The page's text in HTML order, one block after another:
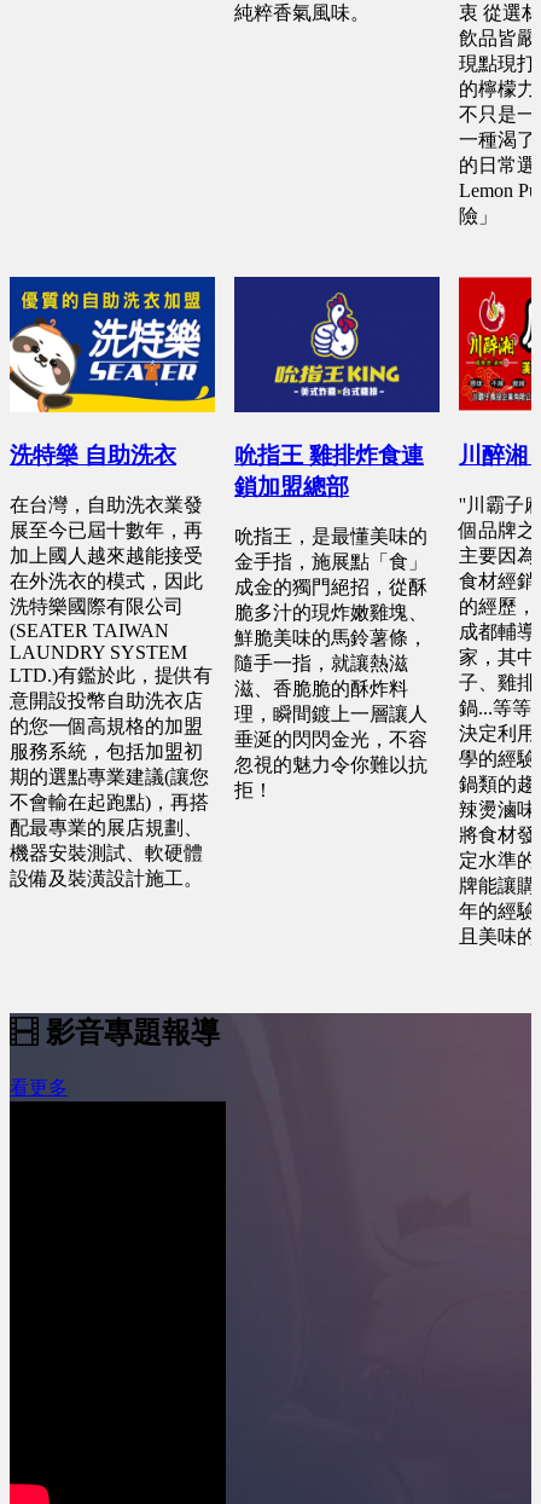
洗特樂 自助洗衣
在台灣，自助洗衣業發
展至今已屆十數年，再
加上國人越來越能接受
在外洗衣的模式，因此
洗特樂國際有限公司
(SEATER TAIWAN
LAUNDRY SYSTEM
LTD.)有鑑於此，提供有
意開設投幣自助洗衣店
的您一個高規格的加盟
服務系統，包括加盟初
期的選點專業建議(讓您
不會輸在起跑點)，再搭
配最專業的展店規劃、
機器安裝測試、軟硬體
設備及裝潢設計施工。
純粹香氣風味。
吮指王 雞排炸食連
鎖加盟總部
吮指王，是最懂美味的
金手指，施展點「食」
成金的獨門絕招，從酥
脆多汁的現炸嫩雞塊、
鮮脆美味的馬鈴薯條，
隨手一指，就讓熱滋
滋、香脆脆的酥炸料
理，瞬間鍍上一層讓人
垂涎的閃閃金光，不容
忽視的魅力令你難以抗
拒！
衷 從選
飲品皆嚴
現點現打
的檸檬力
不只是一
一種渴了
的日常
Lemon
險」
川醉湘
''川霸子
個品牌之
主要因
食材經銷
的經歷
成都輔
家，其中
子、雞排
鍋...等等
決定利用
學的經驗
鍋類的趨
辣燙滷味
將食材
定水準
牌能讓
年的經驗
且美味
影音專題報導
看更多